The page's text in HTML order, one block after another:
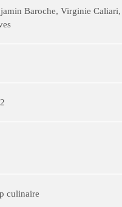
Baroche, Virginie
culinaire